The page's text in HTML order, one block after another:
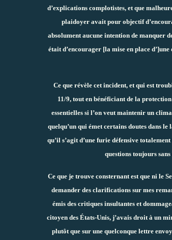
d’explications complotistes, et que
plaidoyer avait pour objectif
absolument aucune intention de manquer
était d’encourager [la mise en place
Ce que révèle cet incident, et qui est
11/9, tout en bénéficiant de la
essentielles si l’on veut maintenir un
quelqu’un qui émet certains doutes dans le
qu’il s’agit d’une furie défensive
questions toujours
Ce que je trouve consternant est que ni le
demander des clarifications sur mes
émis des critiques insultantes et
citoyen des États-Unis, j’avais droit à un
plutôt que sur une quelconque lettre